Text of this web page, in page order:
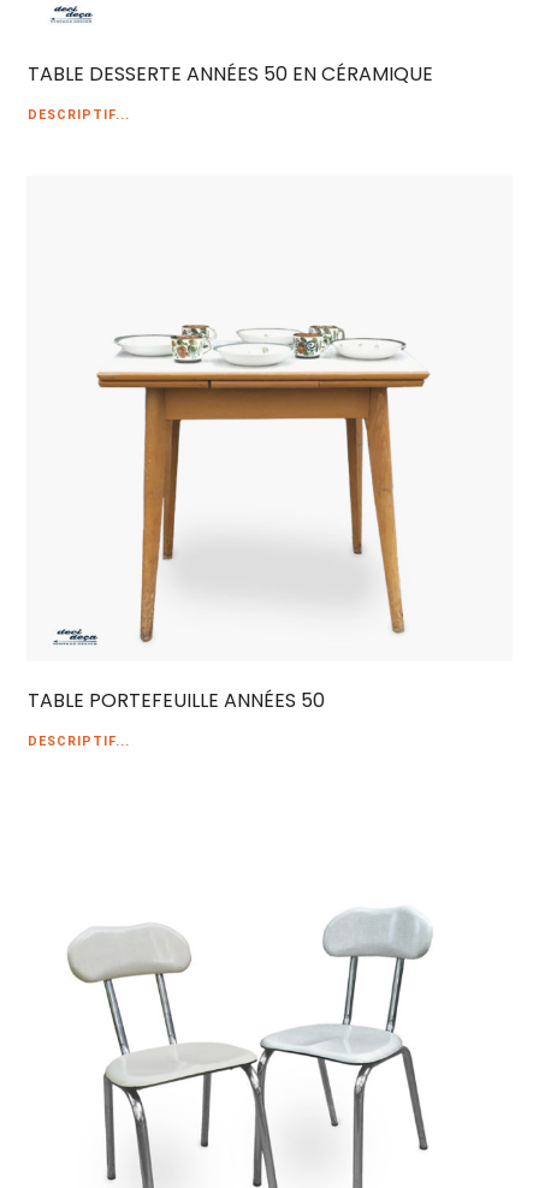
TABLE DESSERTE ANNÉES 50 EN CÉRAMIQUE
DESCRIPTIF...
TABLE PORTEFEUILLE ANNÉES 50
DESCRIPTIF...